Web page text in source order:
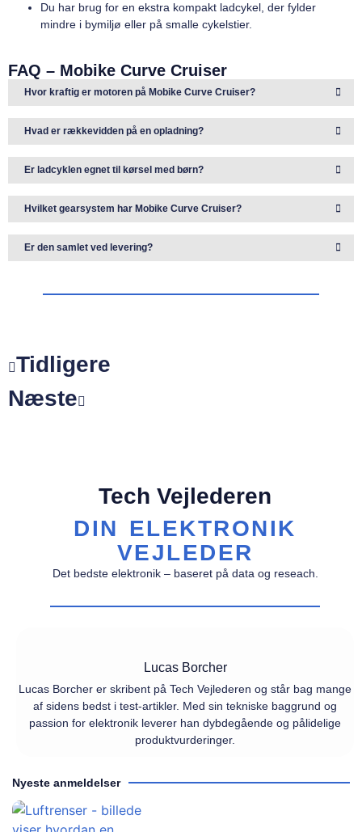
Du har brug for en ekstra kompakt ladcykel, der fylder
mindre i bymiljø eller på smalle cykelstier.
FAQ – Mobike Curve Cruiser
Hvor kraftig er motoren på Mobike Curve Cruiser?
Hvad er rækkevidden på en opladning?
Er ladcyklen egnet til kørsel med børn?
Hvilket gearsystem har Mobike Curve Cruiser?
Er den samlet ved levering?
Tidligere
Næste
Tech Vejlederen
DIN ELEKTRONIK
VEJLEDER
Det bedste elektronik – baseret på data og reseach.
Lucas Borcher
Lucas Borcher er skribent på Tech Vejlederen og står bag mange
af sidens bedst i test-artikler. Med sin tekniske baggrund og
passion for elektronik leverer han dybdegående og pålidelige
produktvurderinger.
Nyeste anmeldelser